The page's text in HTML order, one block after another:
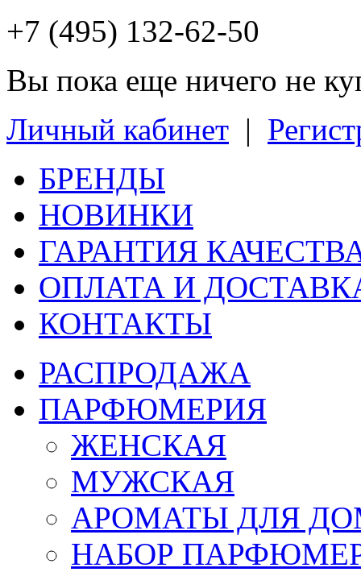
+7 (495) 132-62-50
Вы пока еще ничего не
Личный кабинет |
БРЕНДЫ
НОВИНКИ
ГАРАНТИЯ
ОПЛАТА И
КОНТАКТЫ
РАСПРОДАЖА
ПАРФЮМЕРИЯ
ЖЕНСКАЯ
МУЖСКАЯ
АРОМАТЫ ДЛЯ
НАБОР